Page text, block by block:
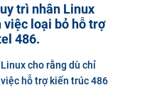
trì nhân Linux
loại bỏ hỗ trợ
486.
cho rằng dù chỉ
hỗ trợ kiến ​​trúc 486